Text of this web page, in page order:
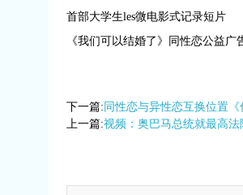
首部大学生les微电影式记录短片
《我们可以结婚了》同性恋公益广
下一篇: 同性恋与异性恋互换位置《
上一篇:视频：奥巴马总统就最高